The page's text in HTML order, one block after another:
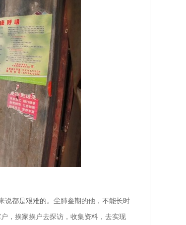
说都是艰难的。尘肺叁期的他，不能长时
，挨家挨户去探访，收集资料，去实现